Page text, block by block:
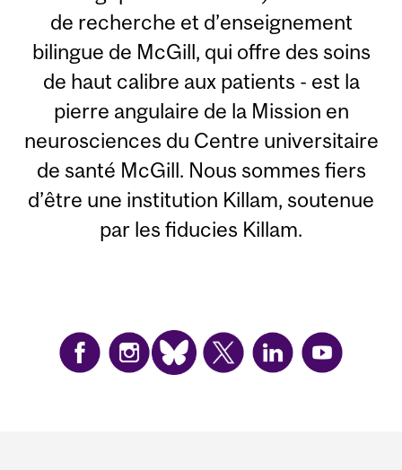
de recherche et d’enseignement
bilingue de McGill, qui offre des soins
de haut calibre aux patients - est la
pierre angulaire de la Mission en
neurosciences du Centre universitaire
de santé McGill. Nous sommes fiers
d’être une institution Killam, soutenue
par les fiducies Killam.